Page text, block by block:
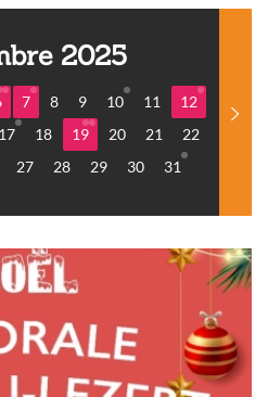
2025
7 8 9 10 11
12
17 18 19 20 21
22
27 28 29 30 31